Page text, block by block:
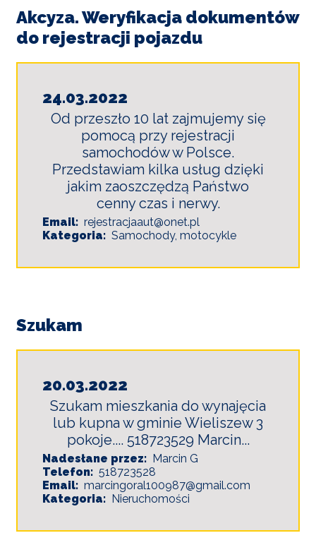
TURYSTYKA
KULTURA
ZDROWIE
KONTAKT
POWIETRZE
WIELISZEWSKIE
WIANKI
Akcyza. Weryfikacja dokumentów
do rejestracji pojazdu
24.03.2022
Od przeszło 10 lat zajmujemy się
pomocą przy rejestracji
samochodów w Polsce.
Przedstawiam kilka usług dzięki
jakim zaoszczędzą Państwo
cenny czas i nerwy.
Email
rejestracjaaut@onet.pl
Kategoria
Samochody, motocykle
Szukam
20.03.2022
Szukam mieszkania do wynajęcia
lub kupna w gminie Wieliszew 3
pokoje.... 518723529 Marcin...
Nadesłane przez
Marcin G
Telefon
518723528
Email
marcingoral100987@gmail.com
Kategoria
Nieruchomości